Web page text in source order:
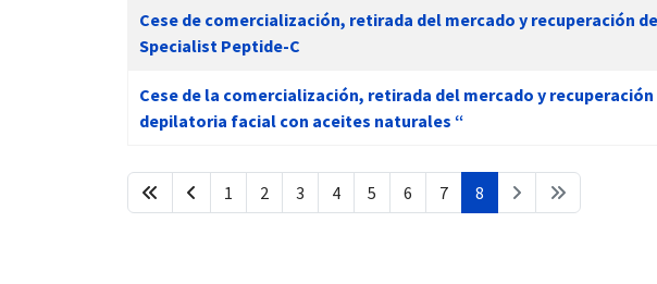
Cese de comercialización, retirada del mercado y recuperación
Specialist Peptide-C
Cese de la comercialización, retirada del mercado y recuperación
depilatoria facial con aceites naturales “
1 2 3 4 5 6 7 8